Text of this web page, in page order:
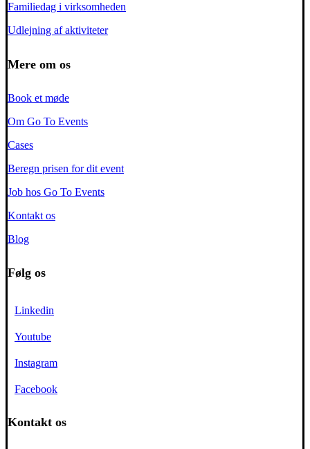
Familiedag i virksomheden
Udlejning af aktiviteter
Mere om os
Book et møde
Om Go To Events
Cases
Beregn prisen for dit event
Job hos Go To Events
Kontakt os
Blog
Følg os
Linkedin
Youtube
Instagram
Facebook
Kontakt os